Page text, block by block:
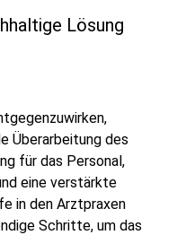
Lösung
Überarbeitung des
für das Personal,
eine verstärkte
in den Arztpraxen
Schritte, um das